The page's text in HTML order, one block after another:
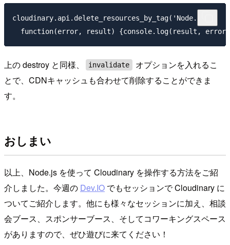
cloudinary.api.delete_resources_by_tag('Node.js',
上の destroy と同様、 invalidate
オプションを入れるこ
とで、CDNキャッシュも合わせて削除することができま
す。
おしまい
以上、Node.js を使って Cloudinary を操作する方法をご紹
介しました。今週の Dev.IO でもセッションで Cloudinary に
ついてご紹介します。他にも様々なセッションに加え、相談
会ブース、スポンサーブース、そしてコワーキングスペース
がありますので、ぜひ遊びに来てください！